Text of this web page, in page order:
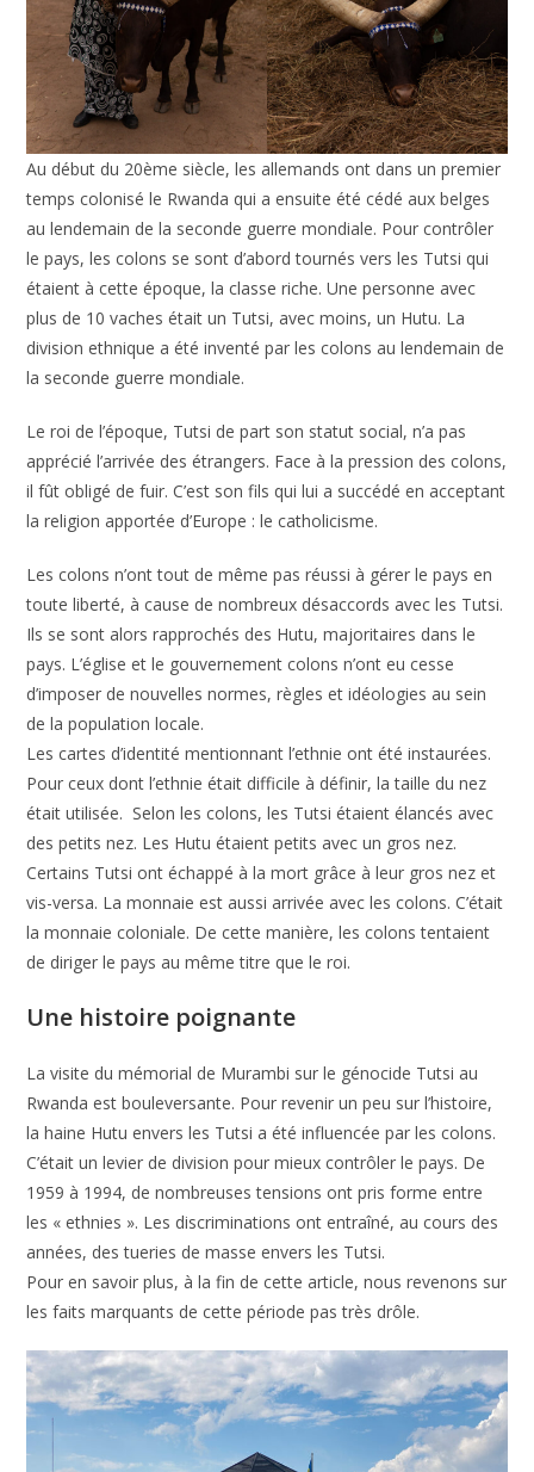
Au début du 20ème siècle, les allemands ont dans un premier
temps colonisé le Rwanda qui a ensuite été cédé aux belges
au lendemain de la seconde guerre mondiale. Pour contrôler
le pays, les colons se sont d’abord tournés vers les Tutsi qui
étaient à cette époque, la classe riche. Une personne avec
plus de 10 vaches était un Tutsi, avec moins, un Hutu. La
division ethnique a été inventé par les colons au lendemain de
la seconde guerre mondiale.
Le roi de l’époque, Tutsi de part son statut social, n’a pas
apprécié l’arrivée des étrangers. Face à la pression des colons,
il fût obligé de fuir. C’est son fils qui lui a succédé en acceptant
la religion apportée d’Europe : le catholicisme.
Les colons n’ont tout de même pas réussi à gérer le pays en
toute liberté, à cause de nombreux désaccords avec les Tutsi.
Ils se sont alors rapprochés des Hutu, majoritaires dans le
pays. L’église et le gouvernement colons n’ont eu cesse
d’imposer de nouvelles normes, règles et idéologies au sein
de la population locale.
Les cartes d’identité mentionnant l’ethnie ont été instaurées.
Pour ceux dont l’ethnie était difficile à définir, la taille du nez
était utilisée. Selon les colons, les Tutsi étaient élancés avec
des petits nez. Les Hutu étaient petits avec un gros nez.
Certains Tutsi ont échappé à la mort grâce à leur gros nez et
vis-versa. La monnaie est aussi arrivée avec les colons. C’était
la monnaie coloniale. De cette manière, les colons tentaient
de diriger le pays au même titre que le roi.
Une histoire poignante
La visite du mémorial de Murambi sur le génocide Tutsi au
Rwanda est bouleversante. Pour revenir un peu sur l’histoire,
la haine Hutu envers les Tutsi a été influencée par les colons.
C’était un levier de division pour mieux contrôler le pays. De
1959 à 1994, de nombreuses tensions ont pris forme entre
les « ethnies ». Les discriminations ont entraîné, au cours des
années, des tueries de masse envers les Tutsi.
Pour en savoir plus, à la fin de cette article, nous revenons sur
les faits marquants de cette période pas très drôle.